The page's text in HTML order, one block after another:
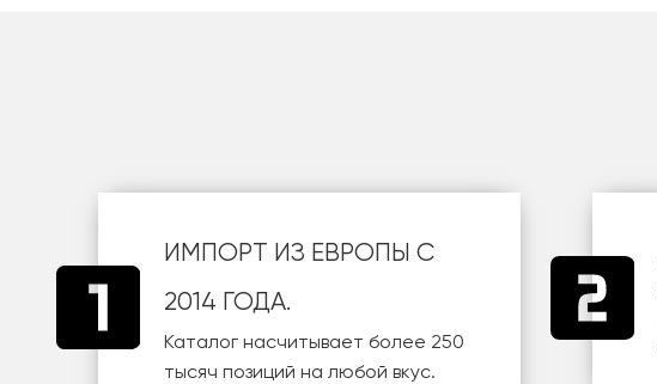
ИМПОРТ ИЗ ЕВРОПЫ С
2014 ГОДА.
Каталог насчитывает более 250
тысяч позиций на любой вкус.